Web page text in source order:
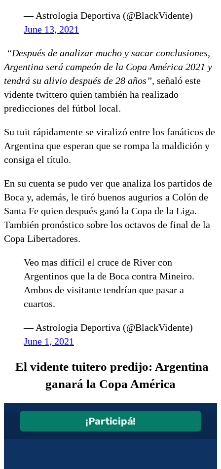
— Astrologia Deportiva (@BlackVidente)
June 13, 2021
“Después de analizar mucho y sacar conclusiones,
Argentina será campeón de la Copa América 2021 y
tendrá su alivio después de 28 años”, señaló este
vidente twittero quien también ha realizado
predicciones del fútbol local.
Su tuit rápidamente se viralizó entre los fanáticos de
Argentina que esperan que se rompa la maldición y
consiga el título.
En su cuenta se pudo ver que analiza los partidos de
Boca y, además, le tiró buenos augurios a Colón de
Santa Fe quien después ganó la Copa de la Liga.
También pronóstico sobre los octavos de final de la
Copa Libertadores.
Veo mas difícil el cruce de River con
Argentinos que la de Boca contra Mineiro.
Ambos de visitante tendrían que pasar a
cuartos.
— Astrologia Deportiva (@BlackVidente)
June 1, 2021
El vidente tuitero predijo: Argentina
ganará la Copa América